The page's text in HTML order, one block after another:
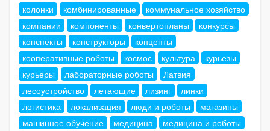
колонки
комбинированные
коммунальное хозяйство
компании
компоненты конвертопланы
конкурсы
конспекты
конструкторы
концепты
кооперативные роботы
космос культура
курьезы
курьеры
лабораторные роботы
Латвия
лесоустройство
летающие лизинг
линки
логистика
локализация люди и роботы
магазины
машинное обучение
медицина
медицина и роботы